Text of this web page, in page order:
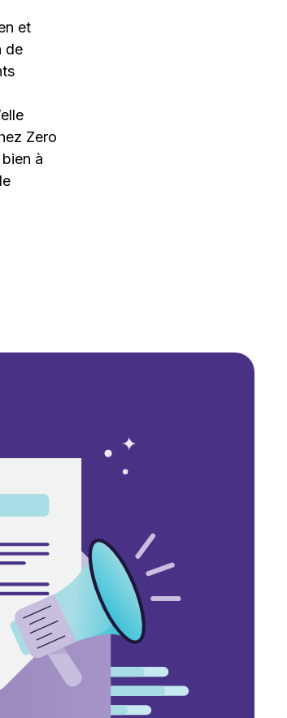
et
de
Zero
à